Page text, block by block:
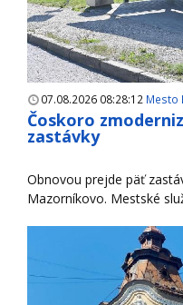
07.08.2026 08:28:12 Mesto
Čoskoro
zastávky
Obnovou prejde päť
Mazorníkovo. Mestské